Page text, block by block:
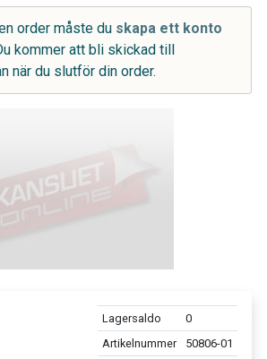
order måste du skapa ett konto
kommer att bli skickad till
när du slutför din order.
Lagersaldo
0
Artikelnummer
50806-01